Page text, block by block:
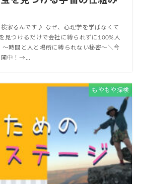
家るんです♪ なぜ、心理学を学ばなくて
見つけるだけで会社に縛られずに100%人
時間と人と場所に縛られない秘密〜＼今
中！→...
もやもや探検